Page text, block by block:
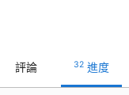
評論 32 進度